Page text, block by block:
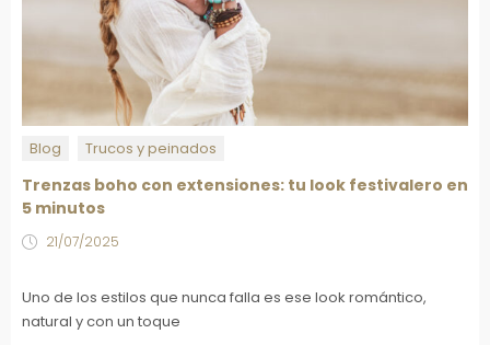
Blog Trucos y peinados
Trenzas boho con extensiones: tu look festivalero en
5 minutos
21/07/2025
Uno de los estilos que nunca falla es ese look romántico,
natural y con un toque